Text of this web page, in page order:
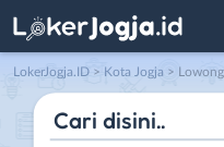
LokerJogja.ID > Kota Jogja >